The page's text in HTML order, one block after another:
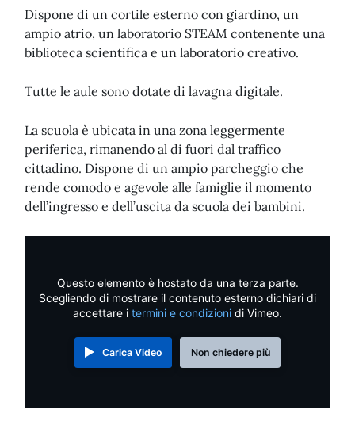
Dispone di un cortile esterno con giardino, un
ampio atrio, un laboratorio STEAM contenente una
biblioteca scientifica e un laboratorio creativo.
Tutte le aule sono dotate di lavagna digitale.
La scuola è ubicata in una zona leggermente
periferica, rimanendo al di fuori dal traffico
cittadino. Dispone di un ampio parcheggio che
rende comodo e agevole alle famiglie il momento
dell’ingresso e dell’uscita da scuola dei bambini.
Questo elemento è hostato da una terza parte.
Scegliendo di mostrare il contenuto esterno dichiari di
accettare i termini e condizioni di Vimeo.
Carica Video Non chiedere più